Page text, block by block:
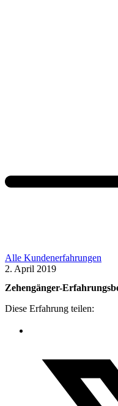
Alle Kundenerfahrungen
2. April 2019
Zehengänger-
Diese Erfahrung teilen: